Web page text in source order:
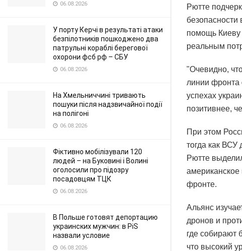
06.08.2026
У порту Керчі в результаті атаки
безпілотників пошкоджено два
патрульні кораблі берегової
охорони фсб рф – СБУ
06.08.2026
На Хмельниччині тривають
пошуки після надзвичайної події
на полігоні
06.08.2026
Фіктивно мобілізували 120
людей – на Буковині і Волині
оголосили про підозру
посадовцям ТЦК
06.08.2026
В Польше готовят депортацию
украинских мужчин: в PiS
назвали условие
06.08.2026
Рютте
помощь Киеву
реальным
"Очевидно,
линии фронта
успехах
позитивнее,
При этом
тогда как ВСУ
Рютте
американское
фронте.
Альянс
дронов и
где собирают
что высокий